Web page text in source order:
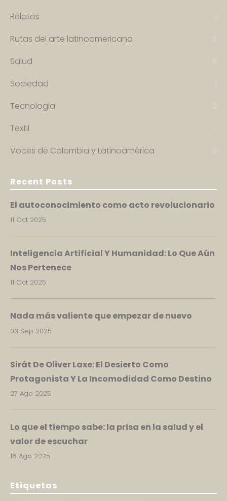
Relatos 1
Rutas del arte latinoamericano 9
Salud 9
Sociedad 1
Tecnologia 2
Textil 1
Voces de Colombia y Latinoamérica 6
Recent Posts
El autoconocimiento como acto revolucionario
11 Oct 2025
Inteligencia Artificial Y Humanidad: Lo Que Aún
Nos Pertenece
11 Oct 2025
Nada más valiente que empezar de nuevo
03 Sep 2025
Sirát De Oliver Laxe: El Desierto Como
Protagonista Y La Incomodidad Como Destino
27 Ago 2025
Lo que el tiempo sabe: la prisa en la salud y el
valor de escuchar
16 Ago 2025
Etiquetas